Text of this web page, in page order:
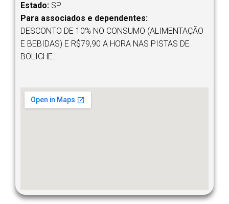
Estado: SP
Para associados e dependentes:
DESCONTO DE 10% NO CONSUMO (ALIMENTAÇÃO
E BEBIDAS) E R$79,90 A HORA NAS PISTAS DE
BOLICHE.